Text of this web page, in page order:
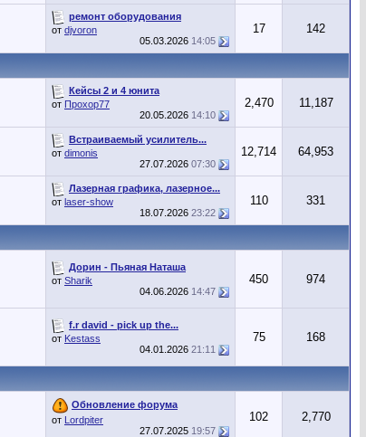
ремонт оборудования
от djvoron
05.03.2026 14:05
17 142
Кейсы 2 и 4 юнита
от Прохор77
20.05.2026 14:10
2,470 11,187
Встраиваемый усилитель...
от dimonis
27.07.2026 07:30
12,714 64,953
Лазерная графика, лазерное...
от laser-show
18.07.2026 23:22
110 331
Дорин - Пьяная Наташа
от Sharik
04.06.2026 14:47
450 974
f.r david - pick up the...
от Kestass
04.01.2026 21:11
75 168
Обновление форума
от Lordpiter
27.07.2025 19:57
102 2,770